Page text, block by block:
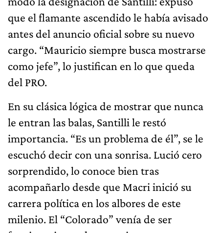
que el flamante ascendido le había avisado
antes del anuncio oficial sobre su nuevo
cargo. “Mauricio siempre busca mostrarse
como jefe”, lo justifican en lo que queda
del PRO.
En su clásica lógica de mostrar que nunca
le entran las balas, Santilli le restó
importancia. “Es un problema de él”, se le
escuchó decir con una sonrisa. Lució cero
sorprendido, lo conoce bien tras
acompañarlo desde que Macri inició su
carrera política en los albores de este
milenio. El “Colorado” venía de ser